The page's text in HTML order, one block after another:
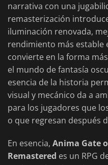
narrativa con una
remasterización
iluminación renovada,
rendimiento más estable
convierte en la forma
el mundo de fantasía
esencia de la historia
visual y mecánico da a
para los jugadores que
o que regresan después
En esencia, Anima Gate
Remastered es un RPG